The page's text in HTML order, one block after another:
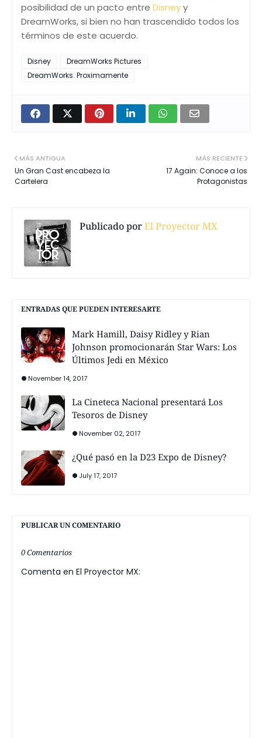
posibilidad de un pacto entre Disneyy
DreamWorks, si bien no han trascendido todos los
términos de este acuerdo.
Disney
DreamWorks Pictures
DreamWorks. Proximamente
MÁS RECIENTE
17 Again: Conoce a los
Protagonistas
MÁS ANTIGUA
Un Gran Cast encabeza la
Cartelera
Publicado porEl Proyector MX
ENTRADAS QUE PUEDEN INTERESARTE
Mark Hamill, Daisy Ridley y Rian
Johnson promocionarán Star Wars: Los
Últimos Jedi en México
November 14, 2017
La Cineteca Nacional presentará Los
Tesoros de Disney
November 02, 2017
¿Qué pasó en la D23 Expo de Disney?
July 17, 2017
PUBLICAR UN COMENTARIO
0 Comentarios
Comenta en El Proyector MX: